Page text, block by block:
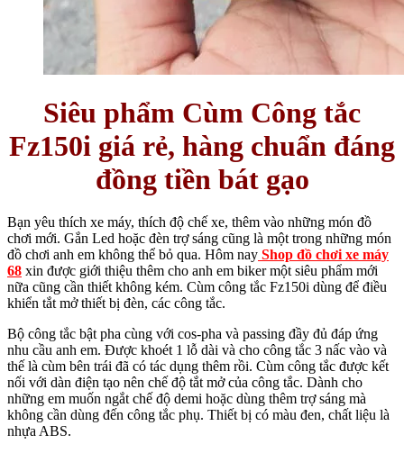
Siêu phẩm Cùm Công tắc
Fz150i giá rẻ, hàng chuẩn đáng
đồng tiền bát gạo
Bạn yêu thích xe máy, thích độ chế xe, thêm vào những món đồ
chơi mới. Gắn Led hoặc đèn trợ sáng cũng là một trong những món
đồ chơi anh em không thể bỏ qua. Hôm nay Shop đồ chơi xe máy
68 xin được giới thiệu thêm cho anh em biker một siêu phẩm mới
nữa cũng cần thiết không kém. Cùm công tắc Fz150i dùng để điều
khiển tắt mở thiết bị đèn, các công tắc.
Bộ công tắc bật pha cùng với cos-pha và passing đầy đủ đáp ứng
nhu cầu anh em. Được khoét 1 lỗ dài và cho công tắc 3 nấc vào và
thế là cùm bên trái đã có tác dụng thêm rồi.​ Cùm công tắc được kết
nối với dàn điện tạo nên chế độ tắt mở của công tắc.​ Dành cho
những em muốn ngắt chế độ demi hoặc dùng thêm trợ sáng mà
không cần dùng đến công tắc phụ. Thiết bị có màu đen, chất liệu là
nhựa ABS.